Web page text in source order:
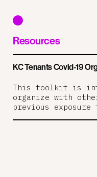
Resources
KC Tenants Covid-19
This toolkit is
organize with
previous